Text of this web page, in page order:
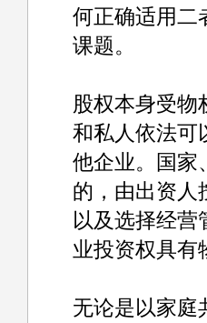
何正确适用二
课题。
股权本身受物
和私人依法可
他企业。国家
的，由出资人
以及选择经
业投资权具有
无论是以家庭